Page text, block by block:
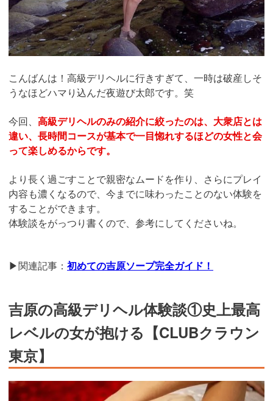
こんばんは！高級デリヘルに行きすぎて、一時は破産しそ
うなほどハマり込んだ夜遊び太郎です。笑
今回、 高級デリヘルのみの紹介に絞ったのは、大衆店とは
違い、長時間コースが基本で一目惚れするほどの女性と会
って楽しめるからです。
より長く過ごすことで親密なムードを作り、さらにプレイ
内容も濃くなるので、今までに味わったことのない体験を
することができます。
体験談をがっつり書くので、参考にしてくださいね。
▶関連記事： 初めての吉原ソープ完全ガイド！
吉原の高級デリヘル体験談①史上最高
レベルの女が抱ける【CLUBクラウン
東京】